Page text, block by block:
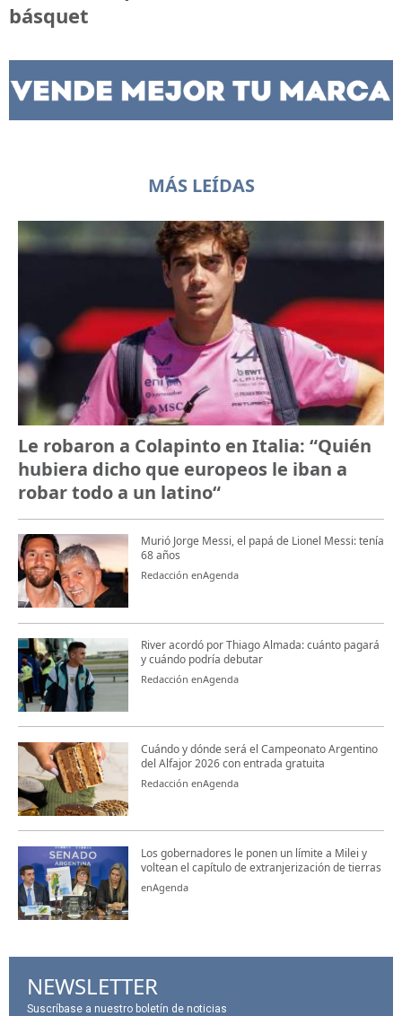
básquet
MÁS LEÍDAS
Le robaron a Colapinto en Italia: “Quién
hubiera dicho que europeos le iban a
robar todo a un latino“
Murió Jorge Messi, el papá de Lionel Messi: tenía
68 años
Redacción enAgenda
River acordó por Thiago Almada: cuánto pagará
y cuándo podría debutar
Redacción enAgenda
Cuándo y dónde será el Campeonato Argentino
del Alfajor 2026 con entrada gratuita
Redacción enAgenda
Los gobernadores le ponen un límite a Milei y
voltean el capítulo de extranjerización de tierras
enAgenda
NEWSLETTER
Suscríbase a nuestro boletín de noticias